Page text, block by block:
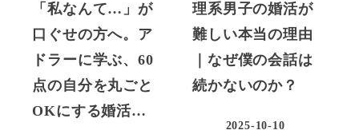
「私なんて…」が
口ぐせの方へ。ア
ドラーに学ぶ、60
点の自分を丸ごと
OKにする婚活…
理系男子の婚活が
難しい本当の理由
｜なぜ僕の会話は
続かないのか？
2025-10-10